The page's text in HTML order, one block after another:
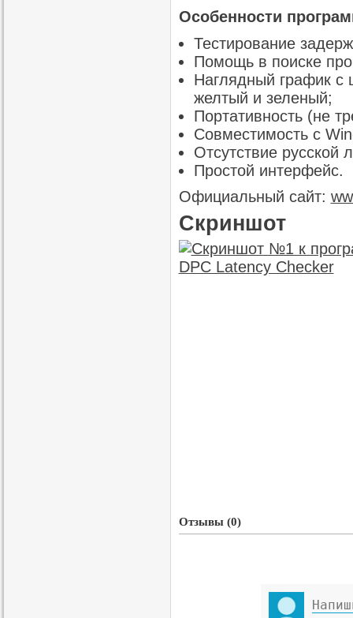
Особенности
Тестирование
Помощь в поиске
Наглядный график с
желтый и зеленый;
Портативность (не
Совместимость с
Отсутствие русской
Простой интерфейс.
Официальный сайт:
Скриншот
Отзывы (0)